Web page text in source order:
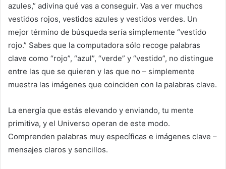
azules,” adivina qué vas a conseguir. Vas a ver muchos
vestidos rojos, vestidos azules y vestidos verdes. Un
mejor término de búsqueda sería simplemente “vestido
rojo.” Sabes que la computadora sólo recoge palabras
clave como “rojo”, “azul”, “verde” y “vestido”, no distingue
entre las que se quieren y las que no – simplemente
muestra las imágenes que coinciden con la palabras clave.
La energía que estás elevando y enviando, tu mente
primitiva, y el Universo operan de este modo.
Comprenden palabras muy específicas e imágenes clave –
mensajes claros y sencillos.